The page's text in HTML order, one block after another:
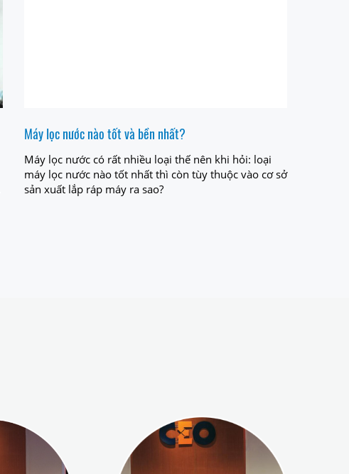
Máy lọc nước nào tốt và bền nhất?
Máy lọc nước có rất nhiều loại thế nên khi hỏi: loại
máy lọc nước nào tốt nhất thì còn tùy thuộc vào cơ sở
sản xuất lắp ráp máy ra sao?